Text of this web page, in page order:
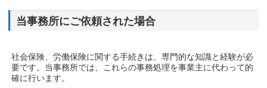
当事務所にご依頼された場合
社会保険、労働保険に関する手続きは、専門的な知識と経験が必
要です。当事務所では、これらの事務処理を事業主に代わって的
確に行います。